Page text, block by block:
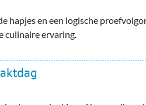
hapjes en een logische
culinaire ervaring.